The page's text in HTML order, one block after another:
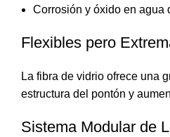
Corrosión y óxido en agua
Flexibles pero
La fibra de vidrio ofrece una
estructura del pontón y
Sistema Modular de